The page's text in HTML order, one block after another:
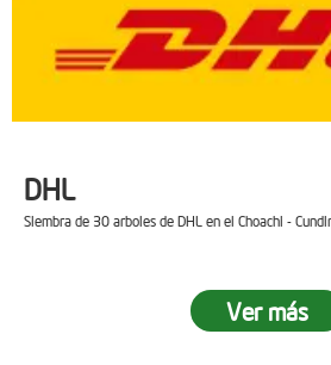
DHL
Siembra de 30 arboles de DHL en el Choachi -
Ver más